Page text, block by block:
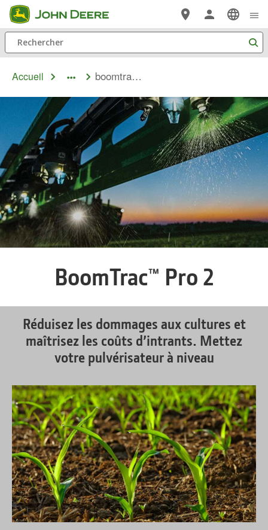
Passer au contenu principal
Rechercher
Accueil
toggle
boomtrac pro 2
BoomTrac™ Pro 2
Réduisez les dommages aux cultures et
maîtrisez les coûts d’intrants. Mettez
votre pulvérisateur à niveau